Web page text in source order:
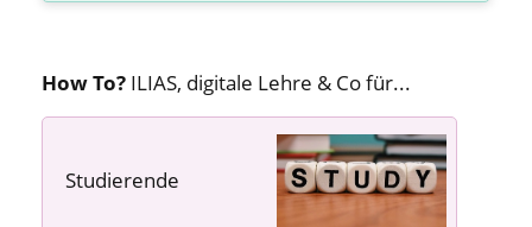
How To? ILIAS, digitale Lehre & Co für...
Studierende